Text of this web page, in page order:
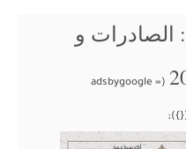
الصادرات و